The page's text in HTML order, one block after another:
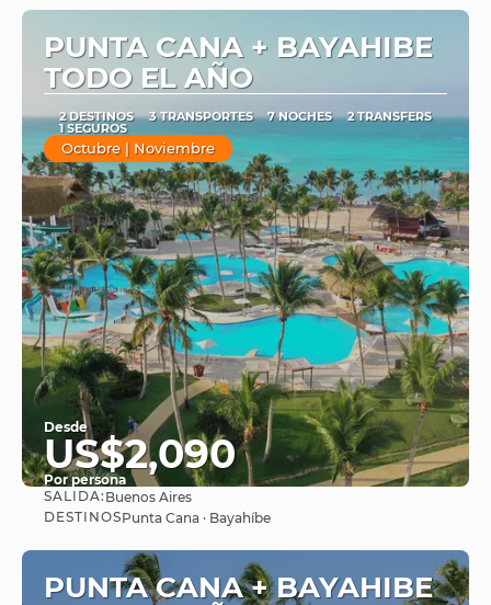
PUNTA CANA + BAYAHIBE
TODO EL AÑO
2 DESTINOS 3 TRANSPORTES 7 NOCHES 2 TRANSFERS
1 SEGUROS
Octubre | Noviembre
Desde
US$2,090
Por persona
Ver
SALIDA: Buenos Aires
DESTINOSPunta Cana · Bayahíbe
PUNTA CANA + BAYAHIBE